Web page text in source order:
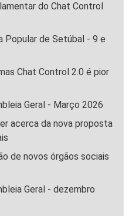
do Chat Control
Popular de Setúbal - 9 e
Chat Control 2.0 é pior
Geral - Março 2026
acerca da nova proposta
de novos órgãos sociais
Geral - dezembro